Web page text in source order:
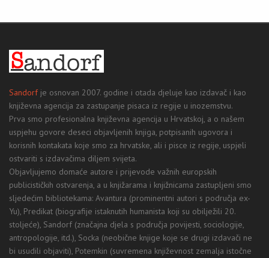
Sandorfje osnovan 2007. godine i otada djeluje kao izdavač i kao
književna agencija za zastupanje pisaca iz regije u inozemstvu.
Prva smo profesionalna književna agencija u Hrvatskoj, a o našem
uspjehu govore deseci objavljenih knjiga, potpisanih ugovora i
korisnih kontakata koje smo za hrvatske, ali i pisce iz regije, uspjeli
ostvariti s izdavačima diljem svijeta.
Objavljujemo domaće autore i prijevode važnih europskih
publicističkih ostvarenja, a u knjižarama i knjižnicama zastupljeni smo
sljedećim bibliotekama: Avantura (prominentni autori s područja ex-
Yu), Predikat (biografije istaknutih humanista koji su obilježili 20.
stoljeće), Sandorf (značajna djela s područja povijesti, sociologije,
antropologije, itd.), Socka (neobične knjige koje se drugi izdavači ne
bi usudili objaviti), Potemkin (suvremena književnost zemalja istočne